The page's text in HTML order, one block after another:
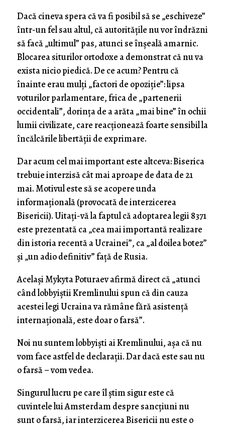
Dacă cineva spera că va fi posibil să se „eschiveze”
într-un fel sau altul, că autoritățile nu vor îndrăzni
să facă „ultimul” pas, atunci se înșeală amarnic.
Blocarea siturilor ortodoxe a demonstrat că nu va
exista nicio piedică. De ce acum? Pentru că
înainte erau mulţi „factori de opoziţie”: lipsa
voturilor parlamentare, frica de „partenerii
occidentali”, dorința de a arăta „mai bine” în ochii
lumii civilizate, care reacționează foarte sensibil la
încălcările libertății de exprimare.
Dar acum cel mai important este altceva: Biserica
trebuie interzisă cât mai aproape de data de 21
mai. Motivul este să se acopere unda
informațională (provocată de interzicerea
Bisericii). Uitați-vă la faptul că adoptarea legii 8371
este prezentată ca „cea mai importantă realizare
din istoria recentă a Ucrainei”, ca „al doilea botez”
și „un adio definitiv” față de Rusia.
Același Mykyta Poturaev afirmă direct că „atunci
când lobbyiștii Kremlinului spun că din cauza
acestei legi Ucraina va rămâne fără asistență
internațională, este doar o farsă”.
Noi nu suntem lobbyiști ai Kremlinului, așa că nu
vom face astfel de declarații. Dar dacă este sau nu
o farsă – vom vedea.
Singurul lucru pe care îl știm sigur este că
cuvintele lui Amsterdam despre sancțiuni nu
sunt o farsă, iar interzicerea Bisericii nu este o